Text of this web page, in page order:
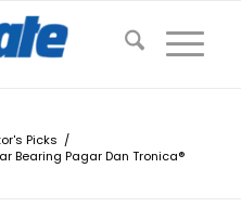
Picks /
Bearing Pagar Dan Tronica®